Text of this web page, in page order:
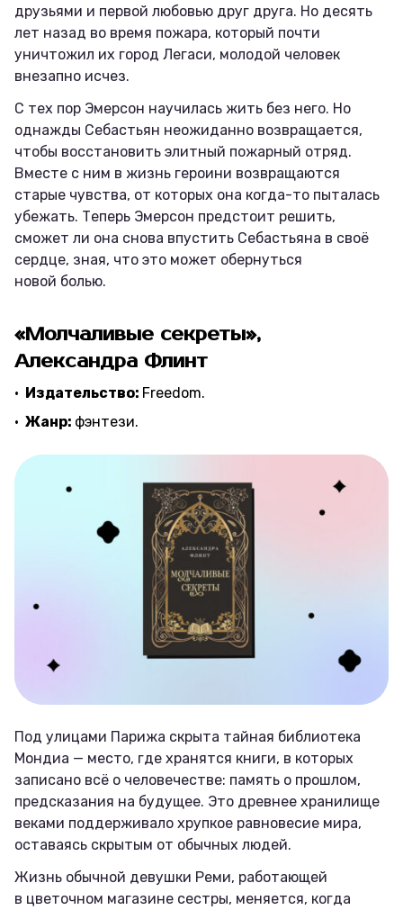
друзьями и первой любовью друг друга. Но десять
лет назад во время пожара, который почти
уничтожил их город Легаси, молодой человек
внезапно исчез.
С тех пор Эмерсон научилась жить без него. Но
однажды Себастьян неожиданно возвращается,
чтобы восстановить элитный пожарный отряд.
Вместе с ним в жизнь героини возвращаются
старые чувства, от которых она когда-то пыталась
убежать. Теперь Эмерсон предстоит решить,
сможет ли она снова впустить Себастьяна в своё
сердце, зная, что это может обернуться
новой болью.
«Молчаливые секреты»,
Александра Флинт
Издательство: Freedom.
Жанр: фэнтези.
Под улицами Парижа скрыта тайная библиотека
Мондиа — место, где хранятся книги, в которых
записано всё о человечестве: память о прошлом,
предсказания на будущее. Это древнее хранилище
веками поддерживало хрупкое равновесие мира,
оставаясь скрытым от обычных людей.
Жизнь обычной девушки Реми, работающей
в цветочном магазине сестры, меняется, когда